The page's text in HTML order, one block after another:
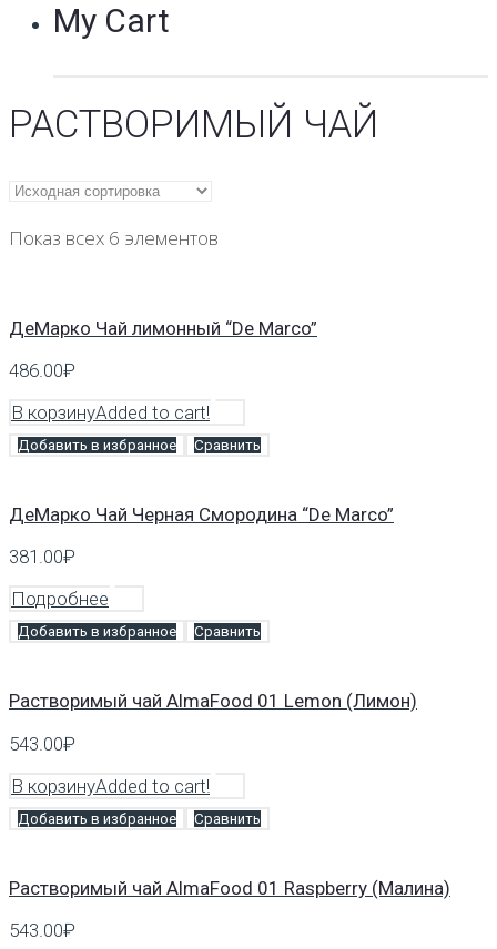
My Cart
РАСТВОРИМЫЙ ЧАЙ
Показ всех 6 элементов
ДеМарко Чай лимонный “De Marco”
486.00₽
В корзинуAdded to cart!
Добавить в избранное Сравнить
ДеМарко Чай Черная Смородина “De Marco”
381.00₽
Подробнее
Добавить в избранное Сравнить
Растворимый чай AlmaFood 01 Lemon (Лимон)
543.00₽
В корзинуAdded to cart!
Добавить в избранное Сравнить
Растворимый чай AlmaFood 01 Raspberry (Малина)
543.00₽